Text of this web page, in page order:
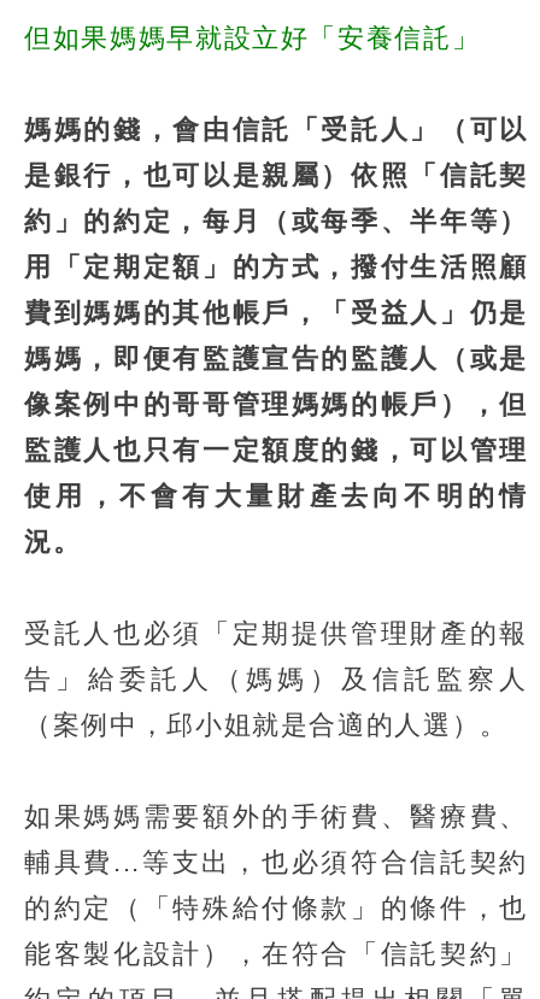
但如果媽媽早就設立好「安養信託」
媽媽的錢，會由信託「受託人」（可以
是銀行，也可以是親屬）依照「信託契
約」的約定，每月（或每季、半年等）
用「定期定額」的方式，撥付生活照顧
費到媽媽的其他帳戶，「受益人」仍是
媽媽，即便有監護宣告的監護人（或是
像案例中的哥哥管理媽媽的帳戶），但
監護人也只有一定額度的錢，可以管理
使用，不會有大量財產去向不明的情
況。
受託人也必須「定期提供管理財產的報
告」給委託人（媽媽）及信託監察人
（案例中，邱小姐就是合適的人選）。
如果媽媽需要額外的手術費、醫療費、
輔具費...等支出，也必須符合信託契約
的約定（「特殊給付條款」的條件，也
能客製化設計），在符合「信託契約」